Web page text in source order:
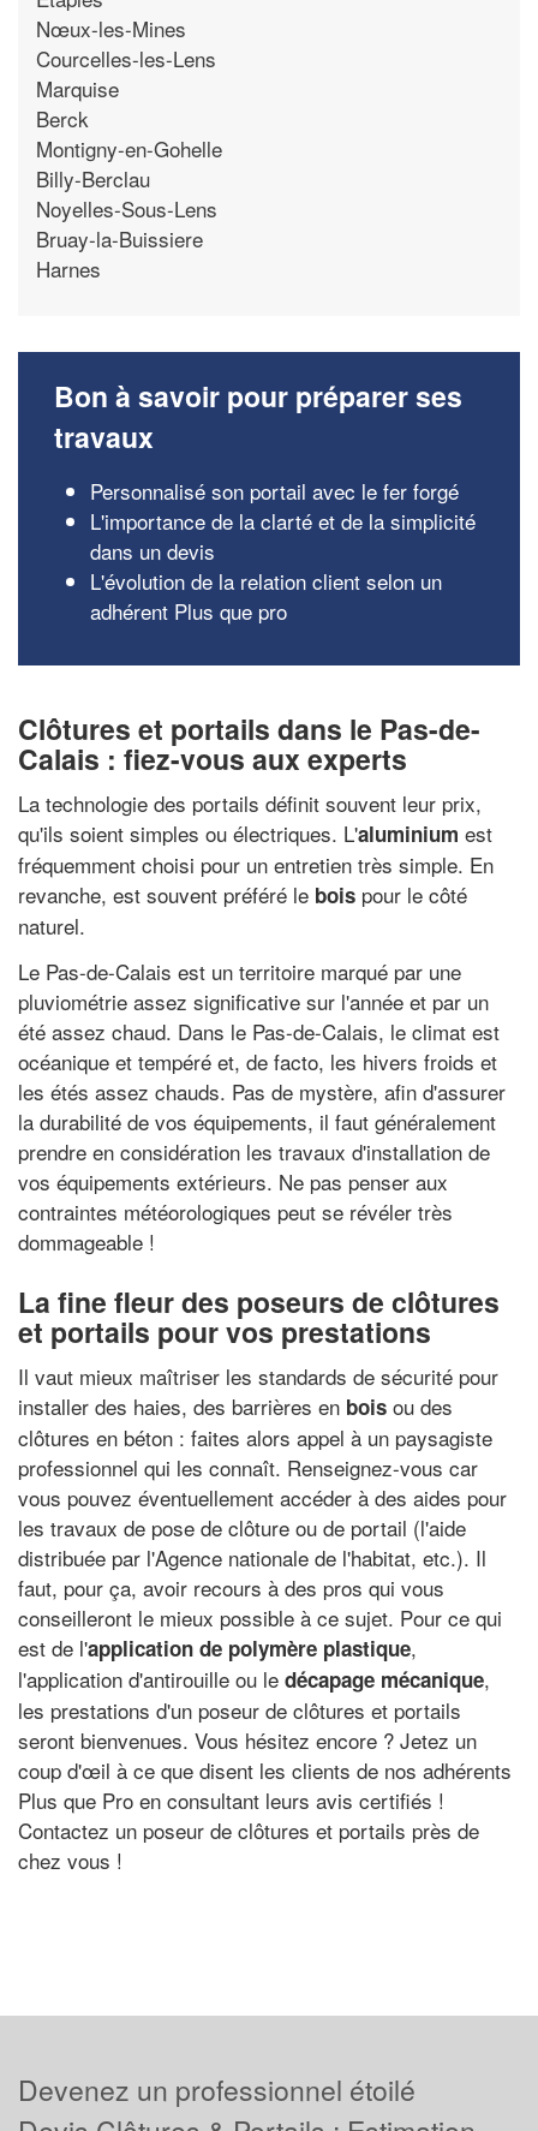
Nœux-les-Mines
Courcelles-les-Lens
Marquise
Berck
Montigny-en-Gohelle
Billy-Berclau
Noyelles-Sous-Lens
Bruay-la-Buissiere
Harnes
Bon à savoir pour préparer ses
travaux
Personnalisé son portail avec le fer forgé
L'importance de la clarté et de la simplicité
dans un devis
L'évolution de la relation client selon un
adhérent Plus que pro
Clôtures et portails dans le Pas-de-
Calais : fiez-vous aux experts
La technologie des portails définit souvent leur prix,
qu'ils soient simples ou électriques. L'aluminium est
fréquemment choisi pour un entretien très simple. En
revanche, est souvent préféré le bois pour le côté
naturel.
Le Pas-de-Calais est un territoire marqué par une
pluviométrie assez significative sur l'année et par un
été assez chaud. Dans le Pas-de-Calais, le climat est
océanique et tempéré et, de facto, les hivers froids et
les étés assez chauds. Pas de mystère, afin d'assurer
la durabilité de vos équipements, il faut généralement
prendre en considération les travaux d'installation de
vos équipements extérieurs. Ne pas penser aux
contraintes météorologiques peut se révéler très
dommageable !
La fine fleur des poseurs de clôtures
et portails pour vos prestations
Il vaut mieux maîtriser les standards de sécurité pour
installer des haies, des barrières en bois ou des
clôtures en béton : faites alors appel à un paysagiste
professionnel qui les connaît. Renseignez-vous car
vous pouvez éventuellement accéder à des aides pour
les travaux de pose de clôture ou de portail (l'aide
distribuée par l'Agence nationale de l'habitat, etc.). Il
faut, pour ça, avoir recours à des pros qui vous
conseilleront le mieux possible à ce sujet. Pour ce qui
est de l'application de polymère plastique,
l'application d'antirouille ou le décapage mécanique,
les prestations d'un poseur de clôtures et portails
seront bienvenues. Vous hésitez encore ? Jetez un
coup d'œil à ce que disent les clients de nos adhérents
Plus que Pro en consultant leurs avis certifiés !
Contactez un poseur de clôtures et portails près de
chez vous !
Devenez un professionnel étoilé